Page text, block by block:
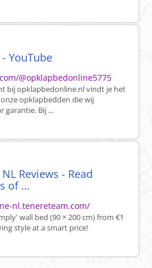
YouTube
@opklapbedonline5775
bij opklapbedonline.nl vindt je het
opklapbedden die wij
garantie. Bij ...
Reviews - Read
of ...
nl.tenereteam.com/
wall bed (90 × 200 cm) from €1
style at a smart price!